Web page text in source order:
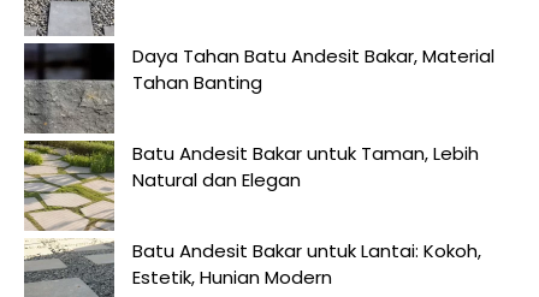
Daya Tahan Batu Andesit Bakar, Material
Tahan Banting
Batu Andesit Bakar untuk Taman, Lebih
Natural dan Elegan
Batu Andesit Bakar untuk Lantai: Kokoh,
Estetik, Hunian Modern